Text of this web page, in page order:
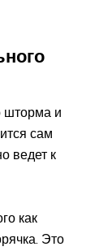
шторма и
сам
ведет к
как
Это